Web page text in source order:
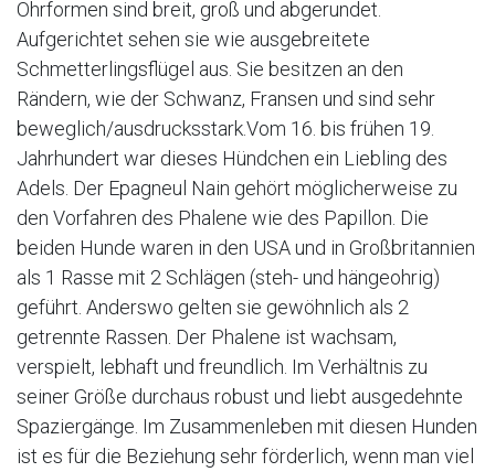
Ohrformen sind breit, groß und abgerundet.
Aufgerichtet sehen sie wie ausgebreitete
Schmetterlingsflügel aus. Sie besitzen an den
Rändern, wie der Schwanz, Fransen und sind sehr
beweglich/ausdrucksstark.Vom 16. bis frühen 19.
Jahrhundert war dieses Hündchen ein Liebling des
Adels. Der Epagneul Nain gehört möglicherweise zu
den Vorfahren des Phalene wie des Papillon. Die
beiden Hunde waren in den USA und in Großbritannien
als 1 Rasse mit 2 Schlägen (steh- und hängeohrig)
geführt. Anderswo gelten sie gewöhnlich als 2
getrennte Rassen. Der Phalene ist wachsam,
verspielt, lebhaft und freundlich. Im Verhältnis zu
seiner Größe durchaus robust und liebt ausgedehnte
Spaziergänge. Im Zusammenleben mit diesen Hunden
ist es für die Beziehung sehr förderlich, wenn man viel